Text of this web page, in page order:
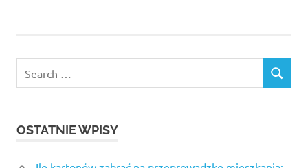
for:
SEARCH
OSTATNIE WPISY